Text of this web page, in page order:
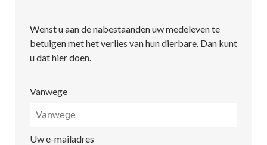
Wenst u aan de nabestaanden uw medeleven te
betuigen met het verlies van hun dierbare. Dan kunt
u dat hier doen.
Vanwege
Uw e-mailadres